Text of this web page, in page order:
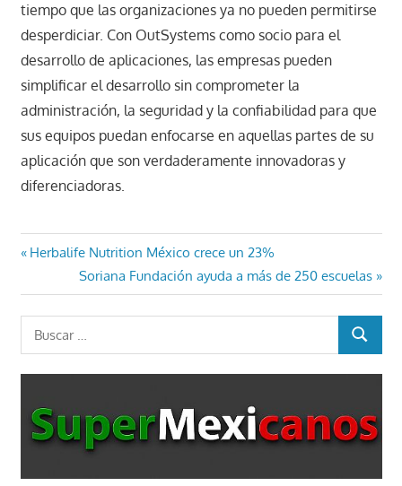
tiempo que las organizaciones ya no pueden permitirse
desperdiciar. Con OutSystems como socio para el
desarrollo de aplicaciones, las empresas pueden
simplificar el desarrollo sin comprometer la
administración, la seguridad y la confiabilidad para que
sus equipos puedan enfocarse en aquellas partes de su
aplicación que son verdaderamente innovadoras y
diferenciadoras.
Navegación
de
entradas
Entrada
anterior:
Herbalife Nutrition México crece un 23%
Entrada
siguiente:
Soriana Fundación ayuda a más de 250 escuelas
BUSCAR